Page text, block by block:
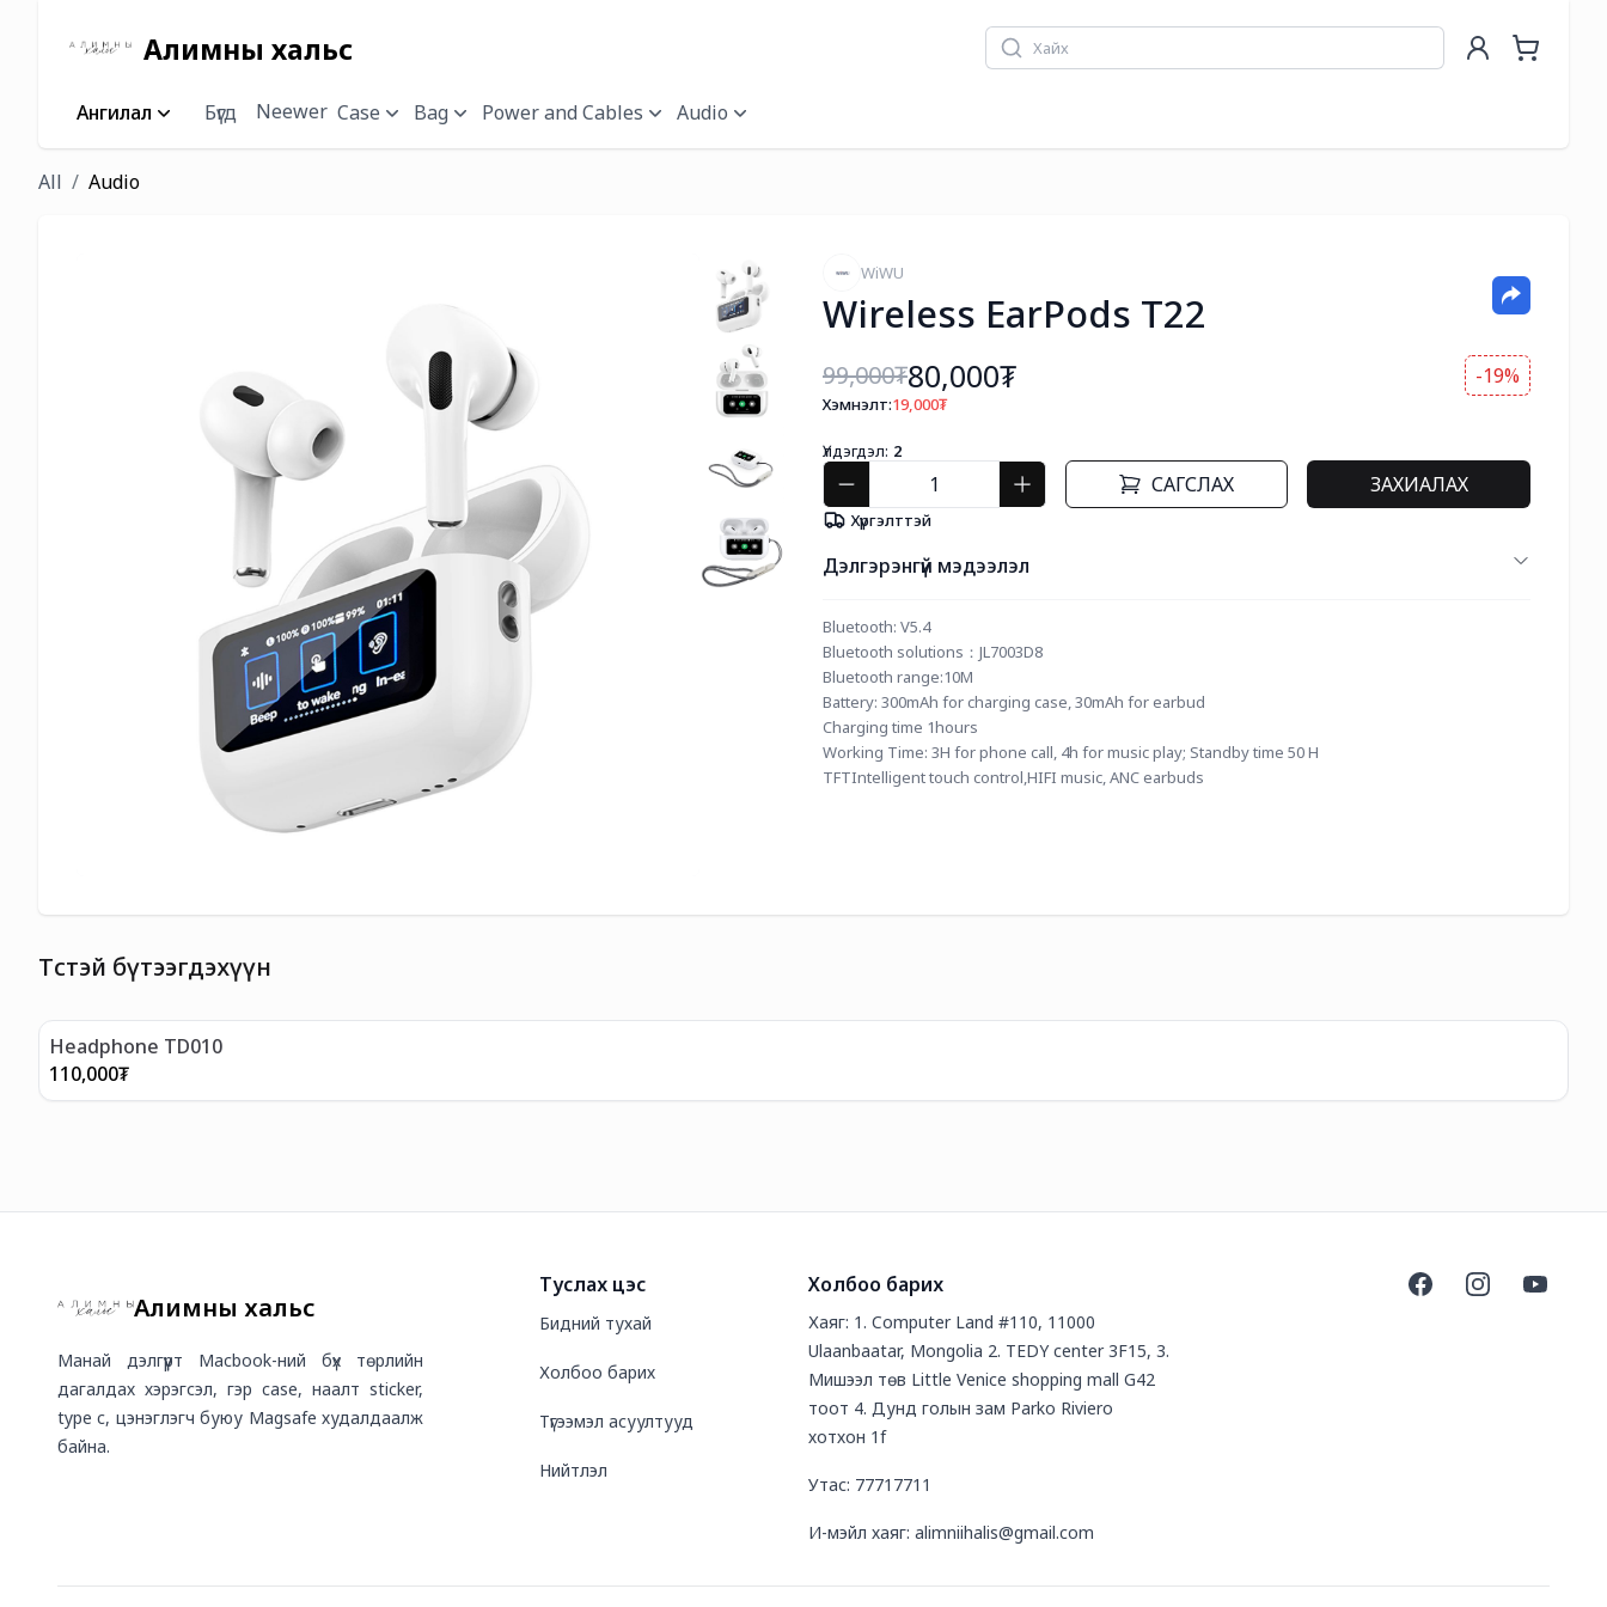
Алимны хальс
Ангилал Бүгд Neewer Case Bag Power and Cables Audio
All Audio
WiWU
Wireless EarPods T22
99,000₮80,000₮ -19%
Хэмнэлт:19,000₮
Үлдэгдэл: 2
САГСЛАХ ЗАХИАЛАХ
Хүргэлттэй
Дэлгэрэнгүй мэдээлэл
Bluetooth: V5.4
Bluetooth solutions：JL7003D8
Bluetooth range:10M
Battery: 300mAh for charging case, 30mAh for earbud
Charging time 1hours
Working Time: 3H for phone call, 4h for music play; Standby time 50 H
TFTIntelligent touch control,HIFI music, ANC earbuds
Төстэй бүтээгдэхүүн
Headphone TD010
110,000₮
Алимны хальс
Манай дэлгүүрт Macbook-ний бүх төрлийн
дагалдах хэрэгсэл, гэр case, наалт sticker,
type c, цэнэглэгч буюу Magsafe худалдаалж
байна.
Туслах цэс
Бидний тухай
Холбоо барих
Түгээмэл асуултууд
Нийтлэл
Холбоо барих
Хаяг: 1. Computer Land #110, 11000
Ulaanbaatar, Mongolia 2. TEDY center 3F15, 3.
Мишээл төв Little Venice shopping mall G42
тоот 4. Дунд голын зам Parko Riviero
хотхон 1f
Утас: 77717711
И-мэйл хаяг: alimniihalis@gmail.com
FacebookInstagramYouTube